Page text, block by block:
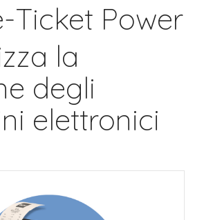
Ticket Power
la
degli
elettronici